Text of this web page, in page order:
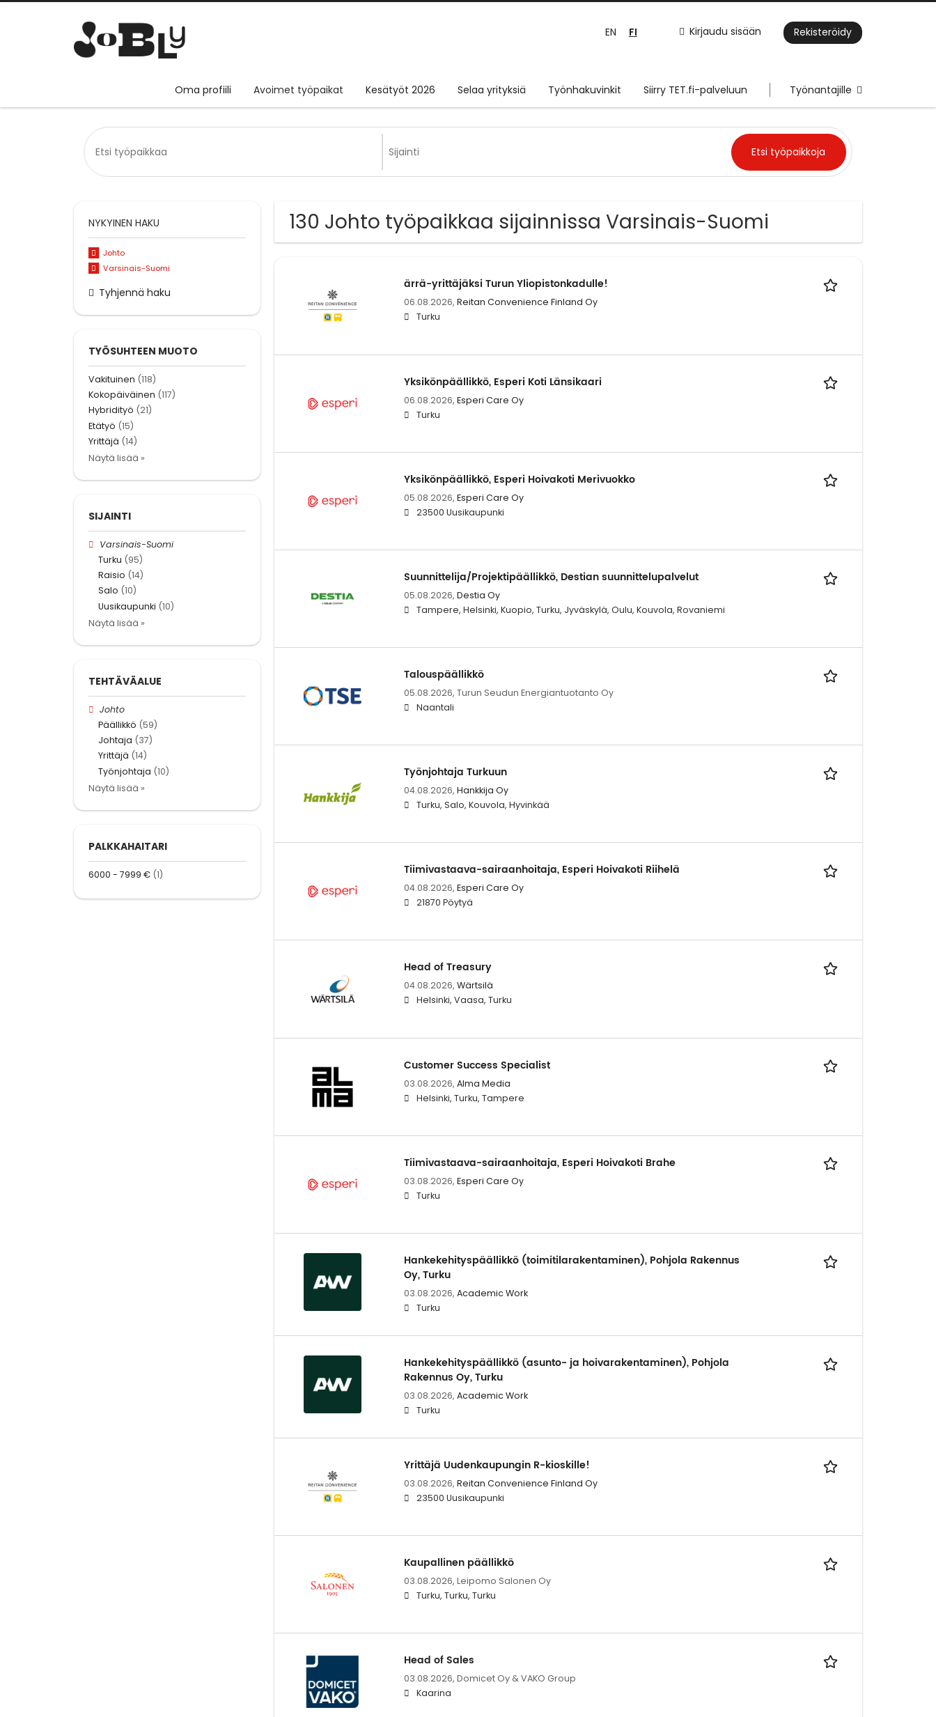
Kirjaudu sisään Rekisteröidy
EN FI
Oma profiili Avoimet työpaikat Kesätyöt 2026 Selaa yrityksiä Työnhakuvinkit Siirry TET.fi-palveluun Työnantajille
130 Johto työpaikkaa sijainnissa Varsinais-Suomi
ärrä-yrittäjäksi Turun Yliopistonkadulle!
06.08.2026, Reitan Convenience Finland Oy
Turku
Yksikönpäällikkö, Esperi Koti Länsikaari
06.08.2026, Esperi Care Oy
Turku
Yksikönpäällikkö, Esperi Hoivakoti Merivuokko
05.08.2026, Esperi Care Oy
23500 Uusikaupunki
Suunnittelija/Projektipäällikkö, Destian suunnittelupalvelut
05.08.2026, Destia Oy
Tampere, Helsinki, Kuopio, Turku, Jyväskylä, Oulu, Kouvola, Rovaniemi
Talouspäällikkö
05.08.2026, Turun Seudun Energiantuotanto Oy
Naantali
Työnjohtaja Turkuun
04.08.2026, Hankkija Oy
Turku, Salo, Kouvola, Hyvinkää
Tiimivastaava-sairaanhoitaja, Esperi Hoivakoti Riihelä
04.08.2026, Esperi Care Oy
21870 Pöytyä
Head of Treasury
04.08.2026, Wärtsilä
Helsinki, Vaasa, Turku
Customer Success Specialist
03.08.2026, Alma Media
Helsinki, Turku, Tampere
Tiimivastaava-sairaanhoitaja, Esperi Hoivakoti Brahe
03.08.2026, Esperi Care Oy
Turku
Hankekehityspäällikkö (toimitilarakentaminen), Pohjola Rakennus
Oy, Turku
03.08.2026, Academic Work
Turku
Hankekehityspäällikkö (asunto- ja hoivarakentaminen), Pohjola
Rakennus Oy, Turku
03.08.2026, Academic Work
Turku
Yrittäjä Uudenkaupungin R-kioskille!
03.08.2026, Reitan Convenience Finland Oy
23500 Uusikaupunki
Kaupallinen päällikkö
03.08.2026, Leipomo Salonen Oy
Turku, Turku, Turku
Head of Sales
03.08.2026, Domicet Oy & VAKO Group
Kaarina
NYKYINEN HAKU
Johto
Varsinais-Suomi
Tyhjennä haku
TYÖSUHTEEN MUOTO
Vakituinen (118)
Kokopäiväinen (117)
Hybridityö (21)
Etätyö (15)
Yrittäjä (14)
Näytä lisää »
SIJAINTI
Varsinais-Suomi
Turku (95)
Raisio (14)
Salo (10)
Uusikaupunki (10)
Näytä lisää »
TEHTÄVÄALUE
Johto
Päällikkö (59)
Johtaja (37)
Yrittäjä (14)
Työnjohtaja (10)
Näytä lisää »
PALKKAHAITARI
6000 - 7999 € (1)